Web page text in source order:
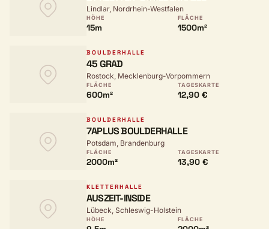
Lindlar, Nordrhein-Westfalen
HÖHE
15m
FLÄCHE
1500m²
BOULDERHALLE
45 GRAD
Rostock, Mecklenburg-Vorpommern
FLÄCHE
600m²
TAGESKARTE
12,90 €
BOULDERHALLE
7APLUS BOULDERHALLE
Potsdam, Brandenburg
FLÄCHE
2000m²
TAGESKARTE
13,90 €
KLETTERHALLE
AUSZEIT-INSIDE
Lübeck, Schleswig-Holstein
HÖHE FLÄCHE